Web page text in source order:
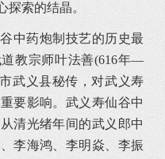
探索的结晶。
中药炮制技艺的历史最
教宗师叶法善(616年—
武义县秘传，对武义寿
要影响。武义寿仙谷中
清光绪年间的武义郎中
李海鸿、李明焱、李振